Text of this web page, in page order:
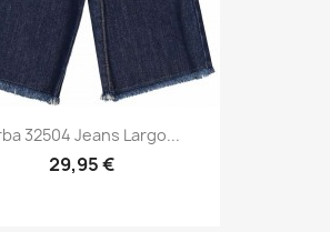
32504 Jeans Largo...
29,95 €